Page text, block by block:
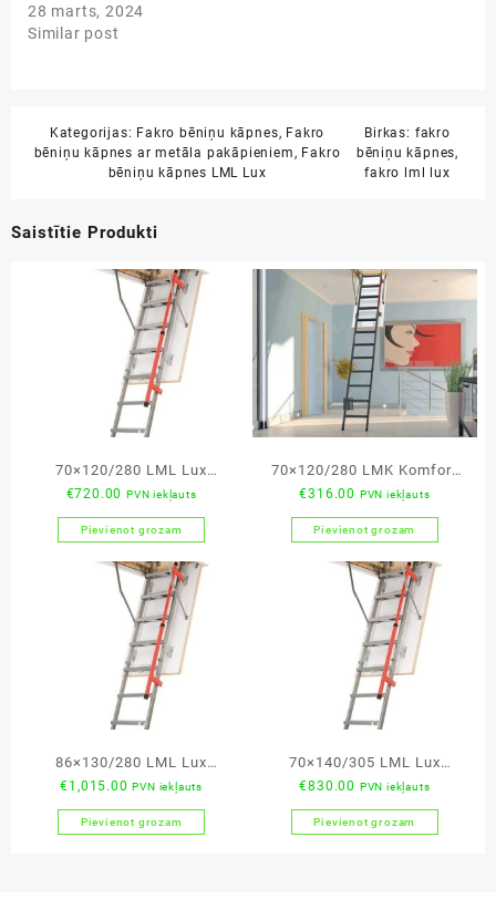
28 marts, 2024
Similar post
Kategorijas: Fakro bēniņu kāpnes, Fakro
bēniņu kāpnes ar metāla pakāpieniem, Fakro
bēniņu kāpnes LML Lux
Birkas: fakro
bēniņu kāpnes,
fakro lml lux
Saistītie Produkti
70×120/280 LML Lux
bēniņu kāpnes
€720.00 PVN iekļauts
Pievienot grozam
70×120/280 LMK Komfort
bēniņu kāpnes
€316.00 PVN iekļauts
Pievienot grozam
86×130/280 LML Lux
bēniņu kāpnes
€1,015.00 PVN iekļauts
Pievienot grozam
70×140/305 LML Lux
bēniņu kāpnes
€830.00 PVN iekļauts
Pievienot grozam